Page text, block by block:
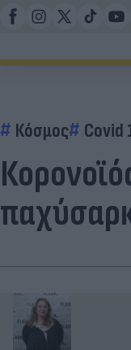
Κόσμος Covid